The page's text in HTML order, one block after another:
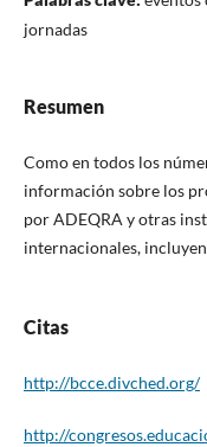
jornadas
Resumen
Como en todos los
información sobre los
por ADEQRA y otras
internacionales,
Citas
http://bcce.divched.org/
http://